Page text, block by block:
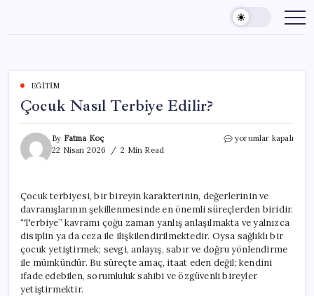
content
EĞITIM
Çocuk Nasıl Terbiye Edilir?
By Fatma Koç
22 Nisan 2026
2 Min Read
Çocuk
yorumlar kapalı
Çocuk terbiyesi, bir bireyin karakterinin, değerlerinin ve
davranışlarının şekillenmesinde en önemli süreçlerden biridir.
“Terbiye” kavramı çoğu zaman yanlış anlaşılmakta ve yalnızca
disiplin ya da ceza ile ilişkilendirilmektedir. Oysa sağlıklı bir
çocuk yetiştirmek; sevgi, anlayış, sabır ve doğru yönlendirme
ile mümkündür. Bu süreçte amaç, itaat eden değil; kendini
ifade edebilen, sorumluluk sahibi ve özgüvenli bireyler
yetiştirmektir.